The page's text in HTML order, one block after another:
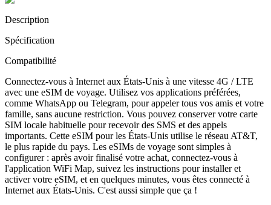
Description
Spécification
Compatibilité
Connectez-vous à Internet aux États-Unis à une vitesse 4G / LTE
avec une eSIM de voyage. Utilisez vos applications préférées,
comme WhatsApp ou Telegram, pour appeler tous vos amis et votre
famille, sans aucune restriction. Vous pouvez conserver votre carte
SIM locale habituelle pour recevoir des SMS et des appels
importants. Cette eSIM pour les États-Unis utilise le réseau AT&T,
le plus rapide du pays. Les eSIMs de voyage sont simples à
configurer : après avoir finalisé votre achat, connectez-vous à
l'application WiFi Map, suivez les instructions pour installer et
activer votre eSIM, et en quelques minutes, vous êtes connecté à
Internet aux États-Unis. C'est aussi simple que ça !